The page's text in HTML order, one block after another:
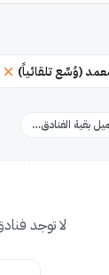
بقية الفنادق…
لا توجد